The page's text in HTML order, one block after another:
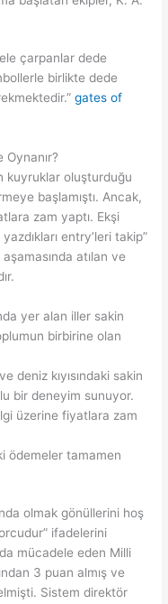
çarpanlar dede
birlikte dede
gates of
kuyruklar oluşturduğu
başlamıştı. Ancak,
zam yaptı. Ekşi
entry’leri takip”
atılan ve
yer alan iller sakin
birbirine olan
deniz kıyısındaki sakin
bir deneyim sunuyor.
üzerine fiyatlara zam
ödemeler tamamen
olmak gönüllerini hoş
ifadelerini
mücadele eden Milli
3 puan almış ve
Sistem direktör